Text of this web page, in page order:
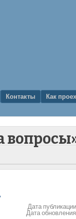
Контакты Как
Дата
Дата